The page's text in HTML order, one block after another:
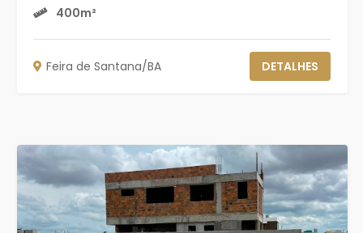
400m²
Feira de Santana/BA DETALHES